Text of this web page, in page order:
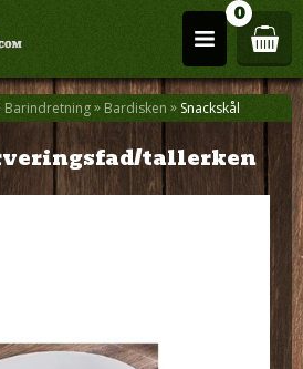
0
Barindretning» Bardisken » Snackskål
tallerken